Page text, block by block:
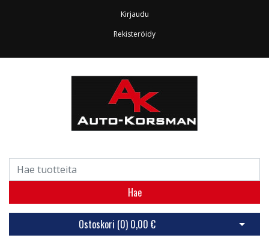
Kirjaudu
Rekisteröidy
Hae
Ostoskori (0) 0,00 € Avaa